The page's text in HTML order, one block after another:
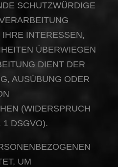
SCHUTZWÜRDIGE
INTERESSEN,
ÜBERWIEGEN
DIENT DER
AUSÜBUNG ODER
(WIDERSPRUCH
1 DSGVO).
UM